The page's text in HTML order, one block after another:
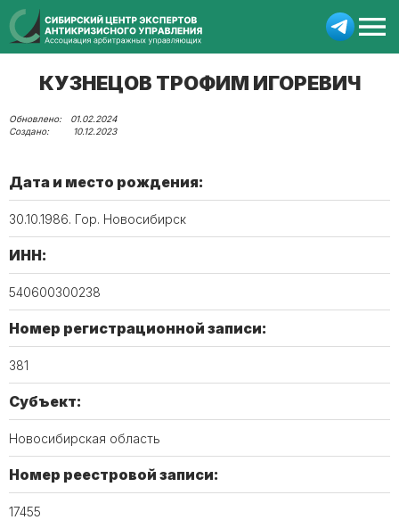
КУЗНЕЦОВ ТРОФИМ ИГОРЕВИЧ
01.02.2024
10.12.2023
Дата и место рождения:
30.10.1986. Гор. Новосибирск
ИНН:
540600300238
Номер регистрационной записи:
381
Субъект:
Новосибирская область
Номер реестровой записи:
17455